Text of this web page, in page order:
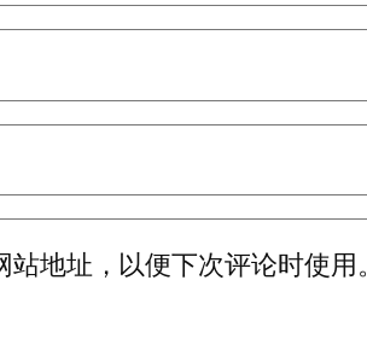
地址，以便下次评论时使用。